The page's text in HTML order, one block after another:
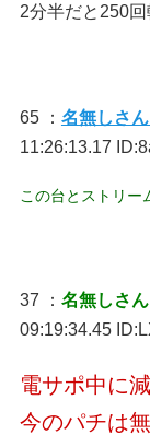
2分半だと250
65 ： 名無しさん
11:26:13.17
この台とストリー
37 ： 名無しさん
09:19:34.45
電サポ中に
今のパチは